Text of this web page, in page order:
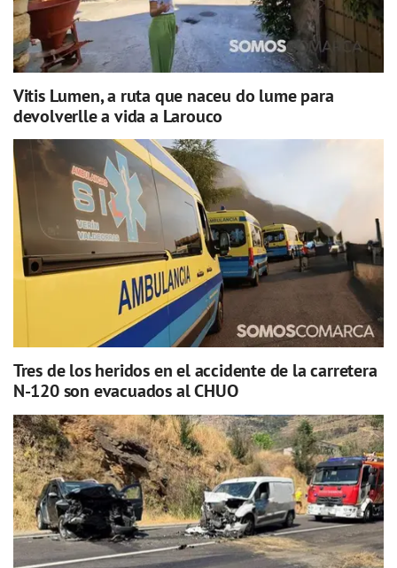
Vitis Lumen, a ruta que naceu do lume para
devolverlle a vida a Larouco
Tres de los heridos en el accidente de la carretera
N-120 son evacuados al CHUO